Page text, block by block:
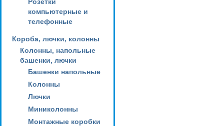
компьютерные и
телефонные
Короба, лючки, колонны
Колонны, напольные
башенки, лючки
Башенки напольные
Колонны
Лючки
Миниколонны
Монтажные коробки